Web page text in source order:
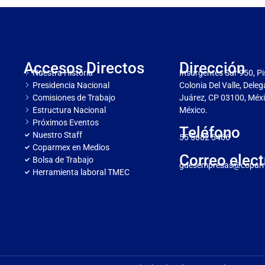
Accesos Directos
Nuestra Historia
Presidencia Nacional
Comisiones de Trabajo
Estructura Nacional
Próximos Eventos
Nuestro Staff
Coparmex en Medios
Bolsa de Trabajo
Herramienta laboral TMEC
Dirección
Insurgentes Sur 950,
Colonia Del Valle,
Juárez, CP 03100,
México.
Teléfono
55 5682 5466
Correo